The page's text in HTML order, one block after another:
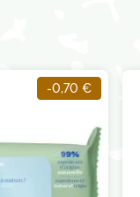
-0,70 €